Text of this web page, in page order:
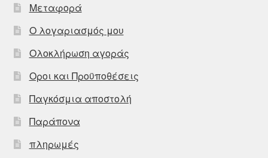
Μεταφορά
Ο λογαριασμός μου
Ολοκλήρωση αγοράς
Οροι και Προϋποθέσεις
Παγκόσμια αποστολή
Παράπονα
πληρωμές